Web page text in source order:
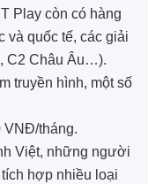
Play còn có hàng
và quốc tế, các giải
C2 Châu Âu…).
truyền hình, một số
VNĐ/tháng.
Việt, những người
tích hợp nhiều loại